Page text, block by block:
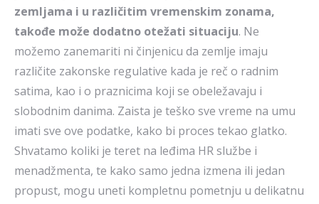
zemljama i u različitim vremenskim zonama,
takođe može dodatno otežati situaciju. Ne
možemo zanemariti ni činjenicu da zemlje imaju
različite zakonske regulative kada je reč o radnim
satima, kao i o praznicima koji se obeležavaju i
slobodnim danima. Zaista je teško sve vreme na umu
imati sve ove podatke, kako bi proces tekao glatko.
Shvatamo koliki je teret na leđima HR službe i
menadžmenta, te kako samo jedna izmena ili jedan
propust, mogu uneti kompletnu pometnju u delikatnu